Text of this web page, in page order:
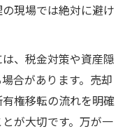
現場では絶対に避け
、税金対策や資産隠
合があります。売却
権移転の流れを明確
が大切です。万が一